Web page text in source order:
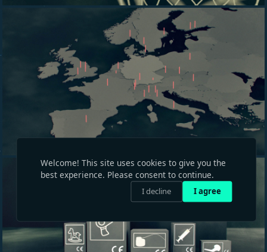
Welcome! This site uses cookies to give you the
best experience. Please consent to continue.
I decline I agree